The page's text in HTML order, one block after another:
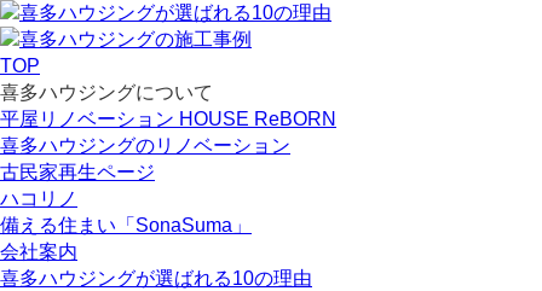
TOP
喜多ハウジングについて
平屋リノベーション HOUSE ReBORN
喜多ハウジングのリノベーション
古民家再生ページ
ハコリノ
備える住まい「SonaSuma」
会社案内
喜多ハウジングが選ばれる10の理由